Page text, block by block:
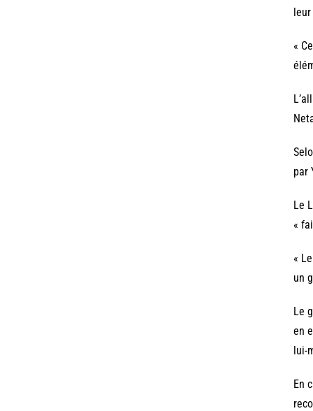
«
par
Le
«
«
un
Le
en
lui-
En